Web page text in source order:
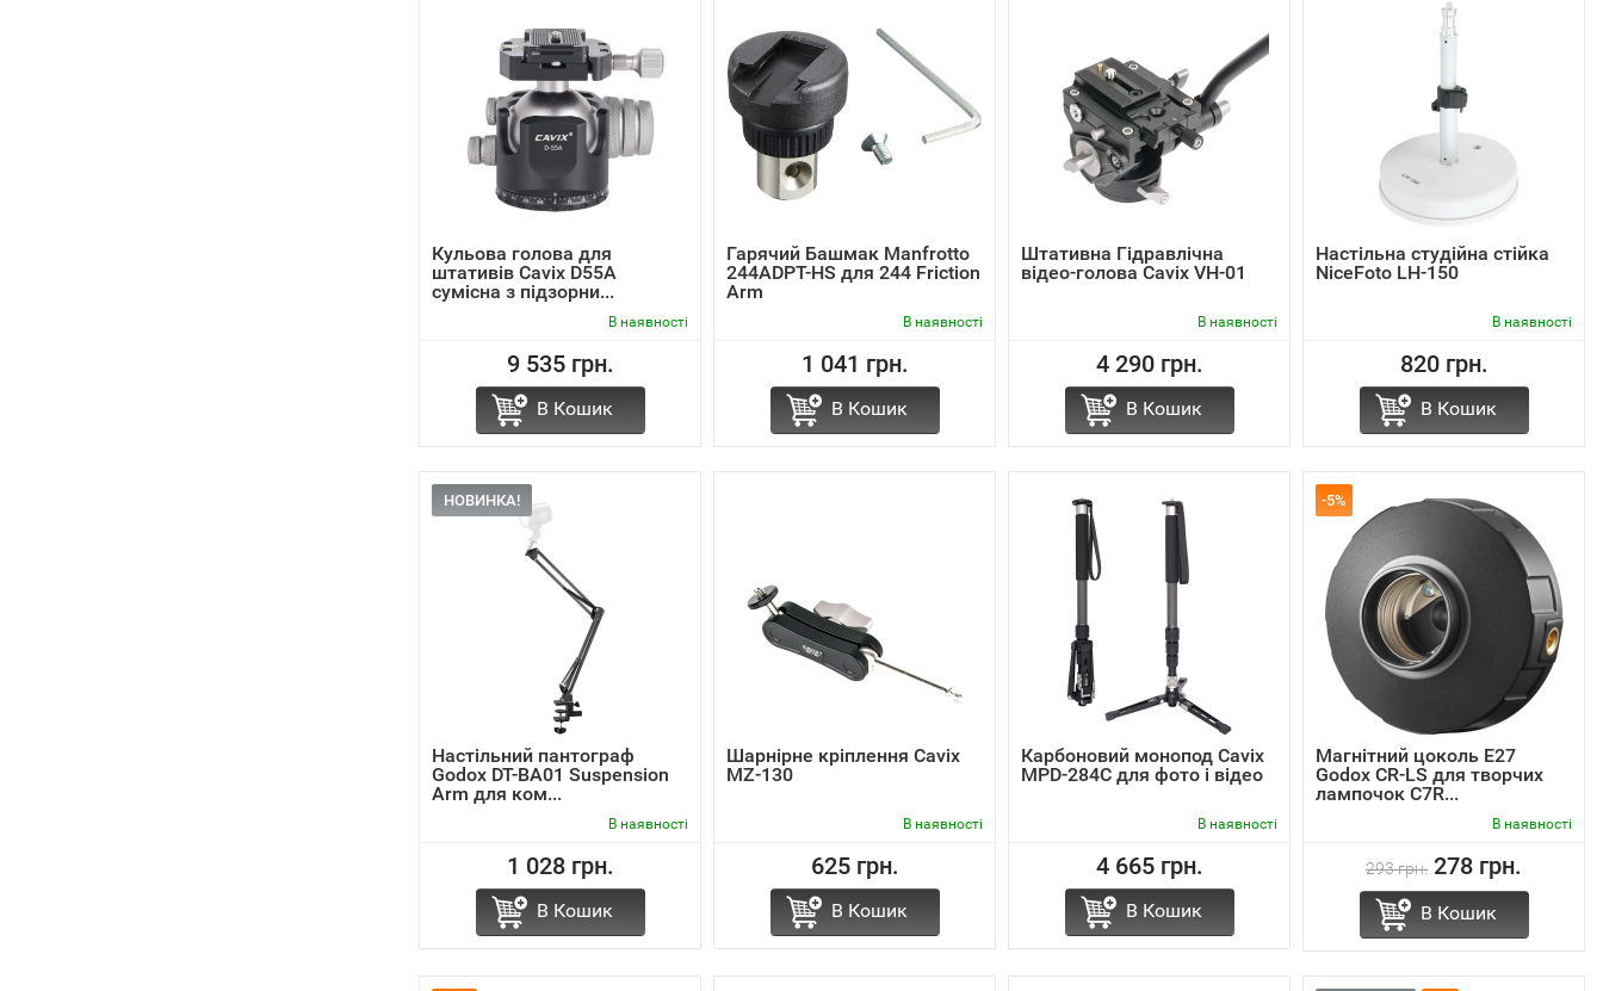
Кульова голова для
штативів Cavix D55A
сумісна з підзорни...
В наявності
9 535 грн.
В Кошик
Гарячий Башмак Manfrotto
244ADPT-HS для 244 Friction
Arm
В наявності
1 041 грн.
В Кошик
Штативна Гідравлічна
відео-голова Cavix VH-01
В наявності
4 290 грн.
В Кошик
Настільна студійна стійка
NiceFoto LH-150
В наявності
820 грн.
В Кошик
НОВИНКА!
Настільний пантограф
Godox DT-BA01 Suspension
Arm для ком...
В наявності
1 028 грн.
В Кошик
Шарнірне кріплення Cavix
MZ-130
В наявності
625 грн.
В Кошик
Карбоновий монопод Cavix
MPD-284C для фото і відео
В наявності
4 665 грн.
В Кошик
-5%
Магнітний цоколь E27
Godox CR-LS для творчих
лампочок C7R...
В наявності
293 грн. 278 грн.
В Кошик